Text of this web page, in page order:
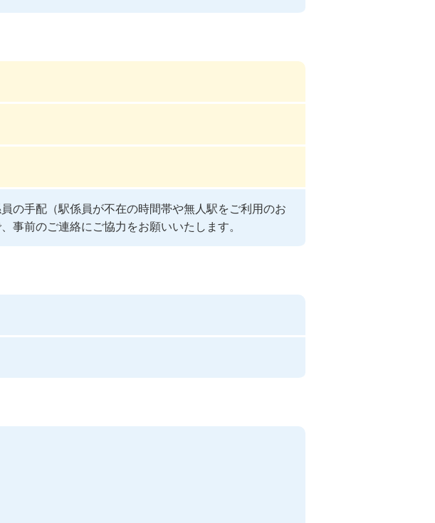
の手配（駅係員が不在の時間帯や無人駅をご利用のお
事前のご連絡にご協力をお願いいたします。